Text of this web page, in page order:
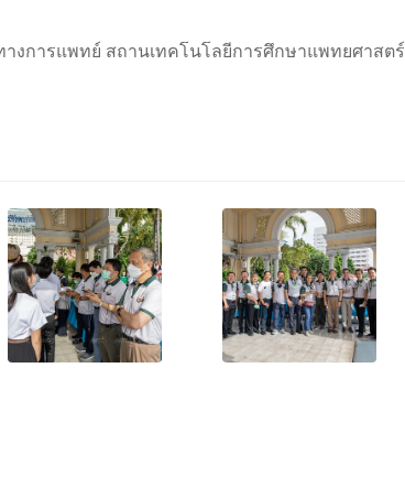
งการแพทย์ สถานเทคโนโลยีการศึกษาแพทยศาสตร์